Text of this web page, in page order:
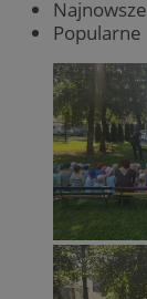
Najnowsze
Popularne